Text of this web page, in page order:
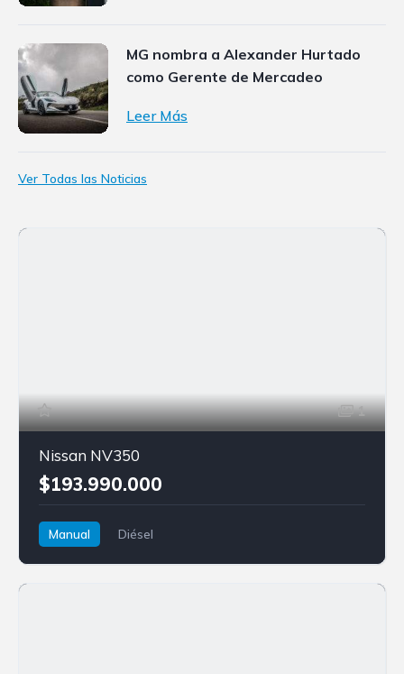
MG nombra a Alexander Hurtado
como Gerente de Mercadeo
Leer Más
Ver Todas las Noticias
1
Nissan NV350
$193.990.000
Manual Diésel